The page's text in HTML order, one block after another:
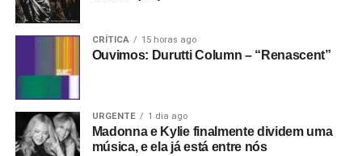
CRÍTICA 15 horas ago
Ouvimos: Durutti Column – “Renascent”
URGENTE 1 dia ago
Madonna e Kylie finalmente dividem uma
música, e ela já está entre nós